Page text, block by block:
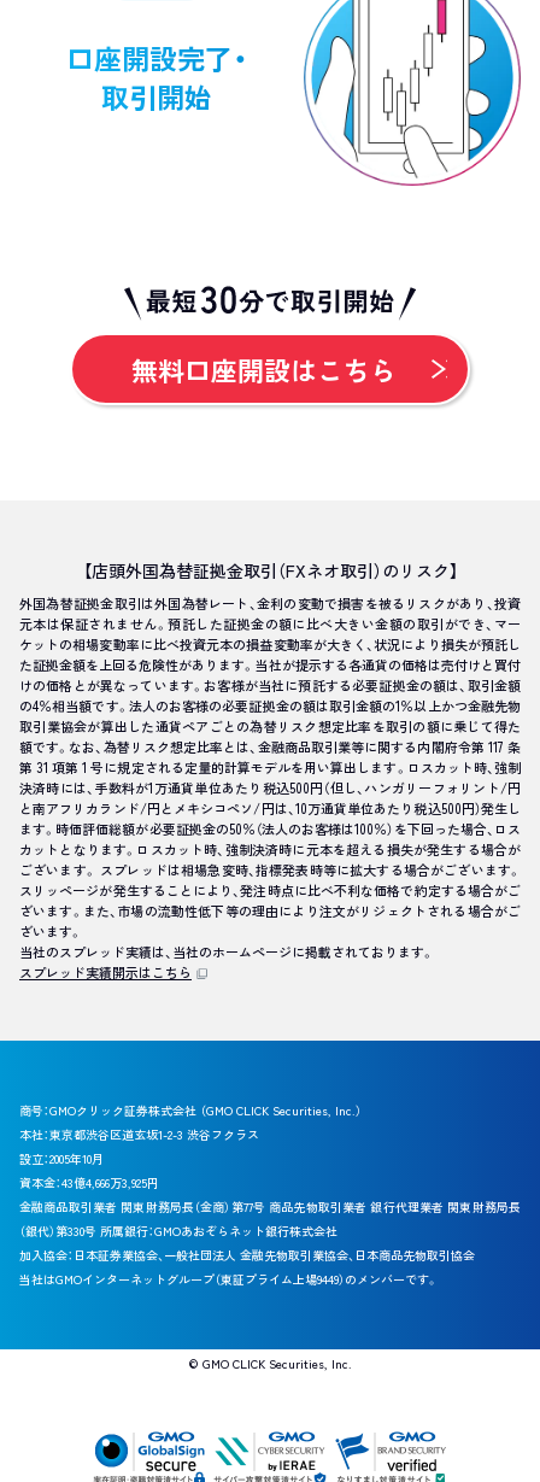
口座開設完了・
取引開始
無料口座開設はこちら
【店頭外国為替証拠金取引（FXネオ取引）のリスク】
外国為替証拠金取引は外国為替レート、金利の変動で損害を被るリスクがあり、投資
元本は保証されません。預託した証拠金の額に比べ大きい金額の取引ができ、マー
ケットの相場変動率に比べ投資元本の損益変動率が大きく、状況により損失が預託し
た証拠金額を上回る危険性があります。当社が提示する各通貨の価格は売付けと買付
けの価格とが異なっています。お客様が当社に預託する必要証拠金の額は、取引金額
の4％相当額です。法人のお客様の必要証拠金の額は取引金額の1％以上かつ金融先物
取引業協会が算出した通貨ペアごとの為替リスク想定比率を取引の額に乗じて得た
額です。なお、為替リスク想定比率とは、金融商品取引業等に関する内閣府令第 117 条
第 31 項第 1 号に規定される定量的計算モデルを用い算出します。ロスカット時、強制
決済時には、手数料が1万通貨単位あたり税込500円（但し、ハンガリーフォリント/円
と南アフリカランド/円とメキシコペソ/円は、10万通貨単位あたり税込500円）発生し
ます。時価評価総額が必要証拠金の50％（法人のお客様は100％）を下回った場合、ロス
カットとなります。ロスカット時、強制決済時に元本を超える損失が発生する場合が
ございます。 スプレッドは相場急変時、指標発表時等に拡大する場合がございます。
スリッページが発生することにより、発注時点に比べ不利な価格で約定する場合がご
ざいます。また、市場の流動性低下等の理由により注文がリジェクトされる場合がご
ざいます。
当社のスプレッド実績は、当社のホームページに掲載されております。
スプレッド実績開示はこちら
商号：GMOクリック証券株式会社 （GMO CLICK Securities, Inc.）
本社：東京都渋谷区道玄坂1-2-3 渋谷フクラス
設立：2005年10月
資本金：43億4,666万3,925円
金融商品取引業者 関東財務局長（金商）第77号 商品先物取引業者 銀行代理業者 関東財務局長
（銀代）第330号 所属銀行：GMOあおぞらネット銀行株式会社
加入協会：日本証券業協会、一般社団法人 金融先物取引業協会、日本商品先物取引協会
当社はGMOインターネットグループ（東証プライム上場9449）のメンバーです。
©︎ GMO CLICK Securities, Inc.